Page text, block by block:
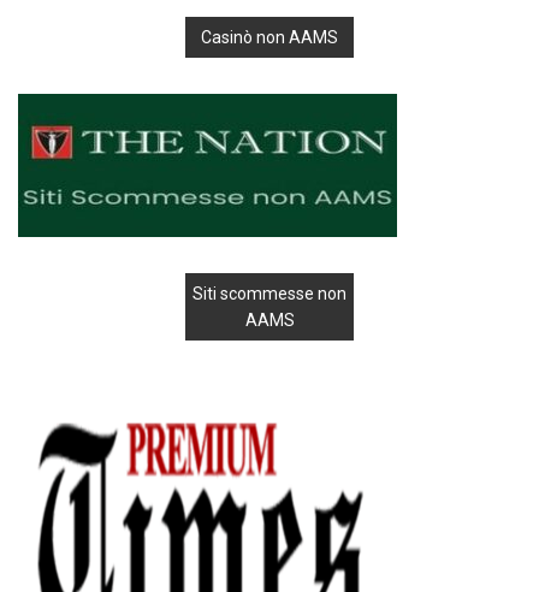
Casinò non AAMS
Siti scommesse non
AAMS